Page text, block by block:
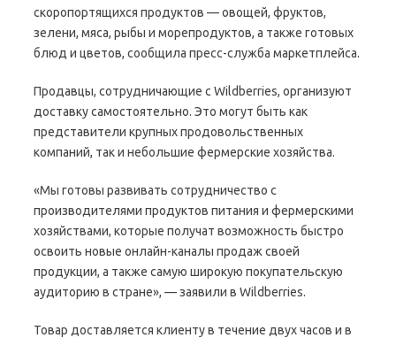
скоропортящихся продуктов — овощей, фруктов,
зелени, мяса, рыбы и морепродуктов, а также готовых
блюд и цветов, сообщила пресс-служба маркетплейса.
Продавцы, сотрудничающие с Wildberries, организуют
доставку самостоятельно. Это могут быть как
представители крупных продовольственных
компаний, так и небольшие фермерские хозяйства.
«Мы готовы развивать сотрудничество с
производителями продуктов питания и фермерскими
хозяйствами, которые получат возможность быстро
освоить новые онлайн-каналы продаж своей
продукции, а также самую широкую покупательскую
аудиторию в стране», — заявили в Wildberries.
Товар доставляется клиенту в течение двух часов и в